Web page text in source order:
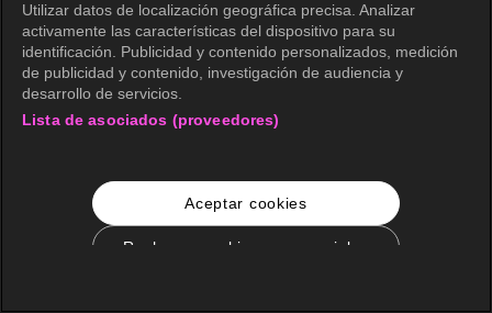
Utilizar datos de localización geográfica precisa. Analizar
activamente las características del dispositivo para su
identificación. Publicidad y contenido personalizados, medición
de publicidad y contenido, investigación de audiencia y
desarrollo de servicios.
Lista de asociados (proveedores)
Aceptar cookies
Rechazar cookies no esenciales